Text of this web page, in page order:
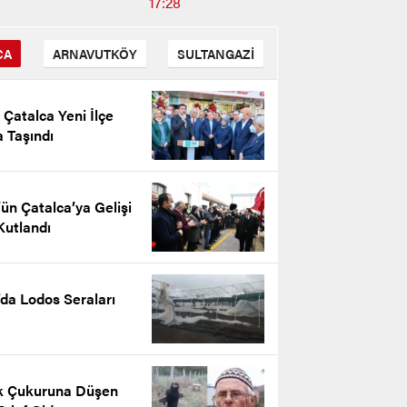
Kantarkıran’ın 10 Kasım
Anma Günü Mesajı
ARNAVUTKÖY SULTANGAZİ
Yeni İlçe
Çatalca’ya Gelişi
Lodos Seraları
Çukuruna Düşen